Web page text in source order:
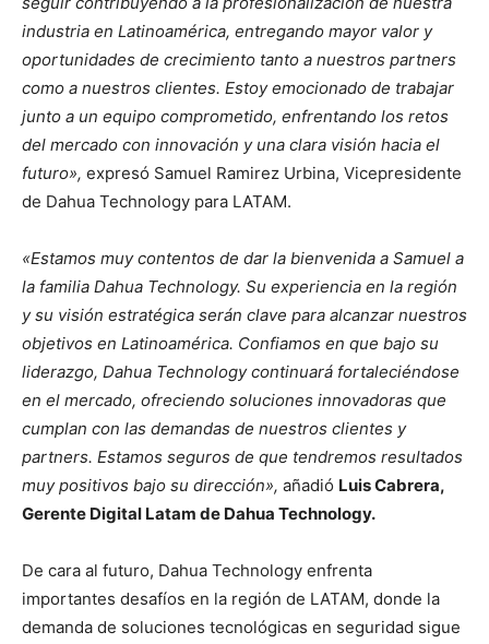
industria en Latinoamérica, entregando mayor valor y
oportunidades de crecimiento tanto a nuestros partners
como a nuestros clientes. Estoy emocionado de trabajar
junto a un equipo comprometido, enfrentando los retos
del mercado con innovación y una clara visión hacia el
futuro», expresó Samuel Ramirez Urbina, Vicepresidente
de Dahua Technology para LATAM.
«Estamos muy contentos de dar la bienvenida a Samuel a
la familia Dahua Technology. Su experiencia en la región
y su visión estratégica serán clave para alcanzar nuestros
objetivos en Latinoamérica. Confiamos en que bajo su
liderazgo, Dahua Technology continuará fortaleciéndose
en el mercado, ofreciendo soluciones innovadoras que
cumplan con las demandas de nuestros clientes y
partners. Estamos seguros de que tendremos resultados
muy positivos bajo su dirección», añadió Luis Cabrera,
Gerente Digital Latam de Dahua Technology.
De cara al futuro, Dahua Technology enfrenta
importantes desafíos en la región de LATAM, donde la
demanda de soluciones tecnológicas en seguridad sigue